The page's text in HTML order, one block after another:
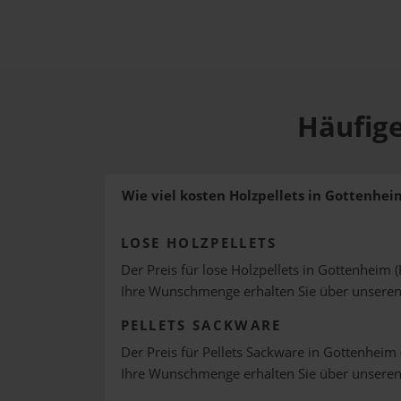
Wie viel kosten Holzpellets in
LOSE HOLZPELLETS
Der Preis für lose Holzpellets in Gottenheim
Ihre Wunschmenge erhalten Sie über
PELLETS SACKWARE
Der Preis für Pellets Sackware in
Ihre Wunschmenge erhalten Sie über